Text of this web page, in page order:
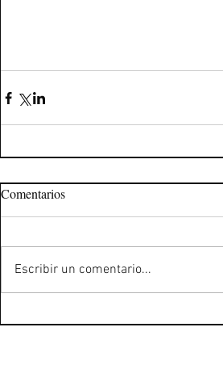
Comentarios
Escribir un comentario...